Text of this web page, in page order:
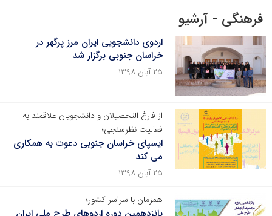
فرهنگی - آرشیو
اردوی دانشجویی ایران مرز پرگهر در
خراسان جنوبی برگزار شد
۲۵ آبان ۱۳۹۸
از فارغ التحصیلان و دانشجویان علاقمند به
فعالیت نظرسنجی؛
ایسپای خراسان جنوبی دعوت به همکاری
می کند
۲۵ آبان ۱۳۹۸
همزمان با سراسر کشور؛